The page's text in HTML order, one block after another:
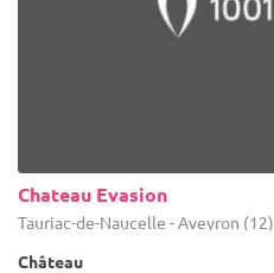
Chateau Evasion
Tauriac-de-Naucelle - Aveyron (12)
Château